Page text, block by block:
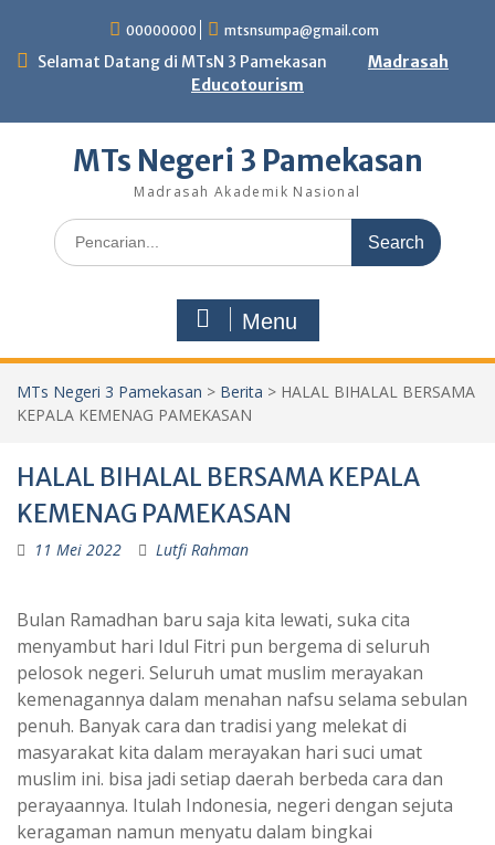
content
00000000 mtsnsumpa@gmail.com
Selamat Datang di MTsN 3 Pamekasan
Madrasah
Educotourism
MTs Negeri 3 Pamekasan
Madrasah Akademik Nasional
Search
for:
Menu
MTs Negeri 3 Pamekasan > Berita > HALAL BIHALAL BERSAMA
KEPALA KEMENAG PAMEKASAN
HALAL BIHALAL BERSAMA KEPALA
KEMENAG PAMEKASAN
11 Mei 2022 Lutfi Rahman
Bulan Ramadhan baru saja kita lewati, suka cita
menyambut hari Idul Fitri pun bergema di seluruh
pelosok negeri. Seluruh umat muslim merayakan
kemenagannya dalam menahan nafsu selama sebulan
penuh. Banyak cara dan tradisi yang melekat di
masyarakat kita dalam merayakan hari suci umat
muslim ini. bisa jadi setiap daerah berbeda cara dan
perayaannya. Itulah Indonesia, negeri dengan sejuta
keragaman namun menyatu dalam bingkai